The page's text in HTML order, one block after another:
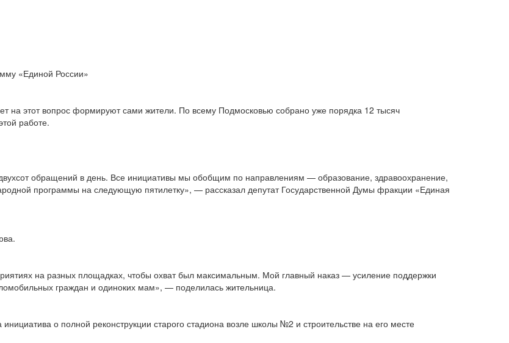
«Единой России»
на этот вопрос формируют сами жители. По всему Подмосковью собрано уже порядка 12 тысяч
работе.
обращений в день. Все инициативы мы обобщим по направлениям — образование, здравоохранение,
программы на следующую пятилетку», — рассказал депутат Государственной Думы фракции «Единая
на разных площадках, чтобы охват был максимальным. Мой главный наказ — усиление поддержки
граждан и одиноких мам», — поделилась жительница.
о полной реконструкции старого стадиона возле школы №2 и строительстве на его месте